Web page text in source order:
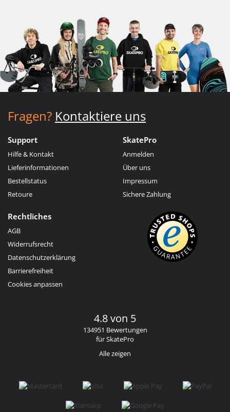
Fragen? Kontaktiere uns
Support
Hilfe & Kontakt
Lieferinformationen
Bestellstatus
Retoure
SkatePro
Anmelden
Über uns
Impressum
Sichere Zahlung
Rechtliches
AGB
Widerrufsrecht
Datenschutzerklärung
Barrierefreiheit
Cookies anpassen
4.8 von 5
134951 Bewertungen
für SkatePro
Alle zeigen